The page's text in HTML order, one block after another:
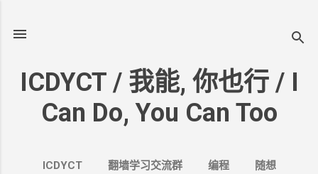
ICDYCT / 我能, 你也行 / I
Can Do, You Can Too
ICDYCT 翻墙学习交流群 编程 随想